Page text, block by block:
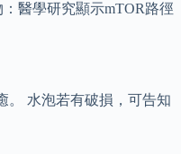
醫學研究顯示mTOR路徑
。 水泡若有破損，可告知